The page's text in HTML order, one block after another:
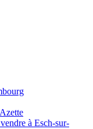
à Esch-sur-